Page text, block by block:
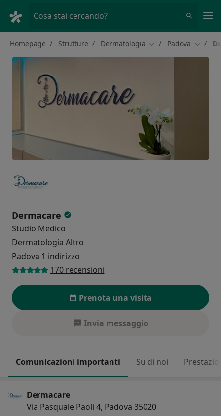
Cosa stai cercando?
Homepage Strutture Dermatologia Cambia città
Padova
Dermacare
Studio Medico
Dermatologia Altro
Padova 1 indirizzo
170 recensioni
Prenota una visita
Invia messaggio
Comunicazioni importanti Su di noi
Dermacare
Via Pasquale Paoli 4, Padova 35020